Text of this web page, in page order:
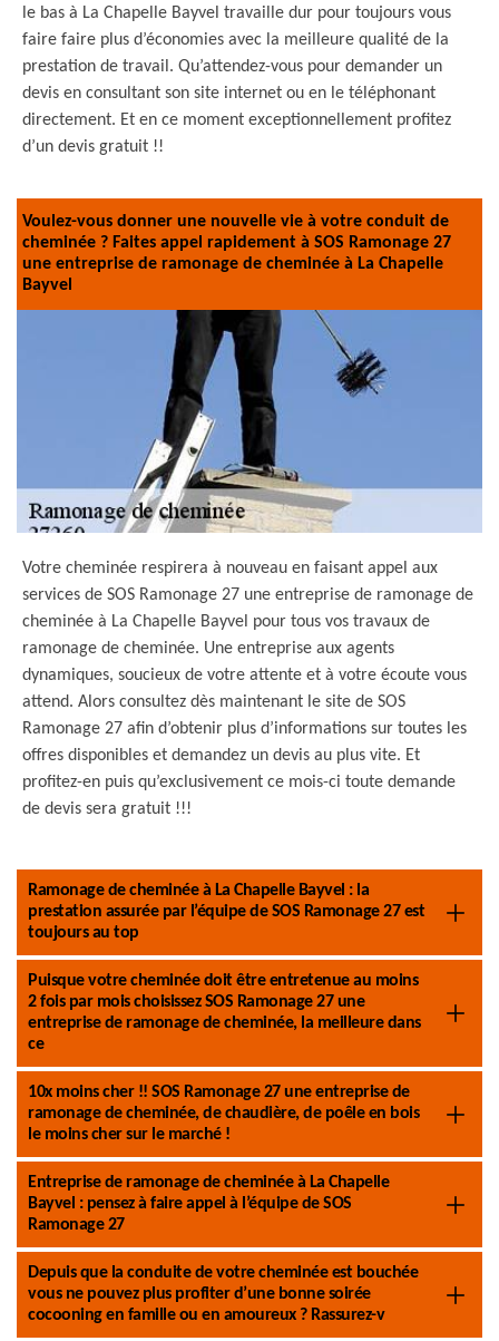
le bas à La Chapelle Bayvel travaille dur pour toujours vous
faire faire plus d’économies avec la meilleure qualité de la
prestation de travail. Qu’attendez-vous pour demander un
devis en consultant son site internet ou en le téléphonant
directement. Et en ce moment exceptionnellement profitez
d’un devis gratuit !!
Voulez-vous donner une nouvelle vie à votre conduit de
cheminée ? Faites appel rapidement à SOS Ramonage 27
une entreprise de ramonage de cheminée à La Chapelle
Bayvel
Votre cheminée respirera à nouveau en faisant appel aux
services de SOS Ramonage 27 une entreprise de ramonage de
cheminée à La Chapelle Bayvel pour tous vos travaux de
ramonage de cheminée. Une entreprise aux agents
dynamiques, soucieux de votre attente et à votre écoute vous
attend. Alors consultez dès maintenant le site de SOS
Ramonage 27 afin d’obtenir plus d’informations sur toutes les
offres disponibles et demandez un devis au plus vite. Et
profitez-en puis qu’exclusivement ce mois-ci toute demande
de devis sera gratuit !!!
Ramonage de cheminée à La Chapelle Bayvel : la
prestation assurée par l’équipe de SOS Ramonage 27 est
toujours au top
Puisque votre cheminée doit être entretenue au moins
2 fois par mois choisissez SOS Ramonage 27 une
entreprise de ramonage de cheminée, la meilleure dans
ce
10x moins cher !! SOS Ramonage 27 une entreprise de
ramonage de cheminée, de chaudière, de poêle en bois
le moins cher sur le marché !
Entreprise de ramonage de cheminée à La Chapelle
Bayvel : pensez à faire appel à l’équipe de SOS
Ramonage 27
Depuis que la conduite de votre cheminée est bouchée
vous ne pouvez plus profiter d’une bonne soirée
cocooning en famille ou en amoureux ? Rassurez-v